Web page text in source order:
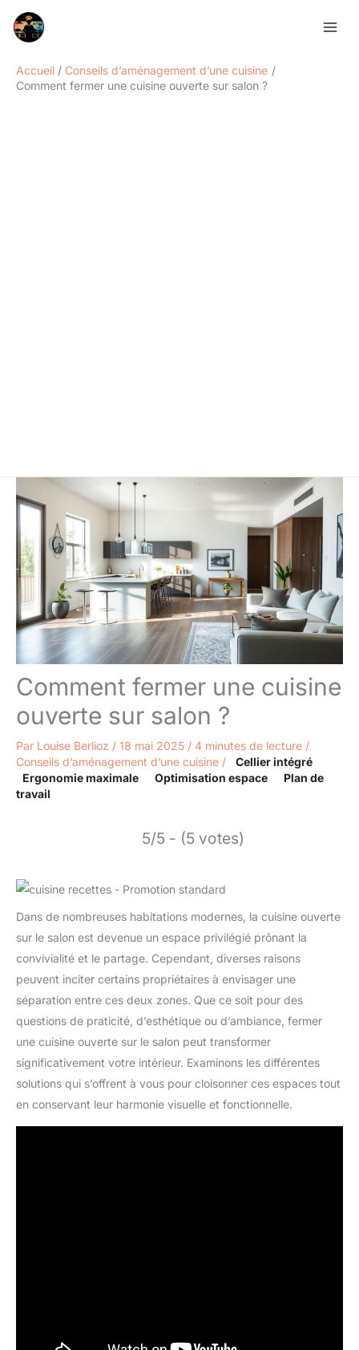
Accueil
Conseils d’aménagement d’une cuisine
Comment fermer une cuisine ouverte sur salon ?
Comment fermer une cuisine
ouverte sur salon ?
Par Louise Berlioz / 18 mai 2025 / 4 minutes de lecture /
Conseils d’aménagement d’une cuisine /
Cellier intégré
Ergonomie maximale
Optimisation espace
Plan de
travail
5/5 - (5 votes)
Dans de nombreuses habitations modernes, la cuisine ouverte
sur le salon est devenue un espace privilégié prônant la
convivialité et le partage. Cependant, diverses raisons
peuvent inciter certains propriétaires à envisager une
séparation entre ces deux zones. Que ce soit pour des
questions de praticité, d’esthétique ou d’ambiance, fermer
une cuisine ouverte sur le salon peut transformer
significativement votre intérieur. Examinons les différentes
solutions qui s’offrent à vous pour cloisonner ces espaces tout
en conservant leur harmonie visuelle et fonctionnelle.
Rechercher